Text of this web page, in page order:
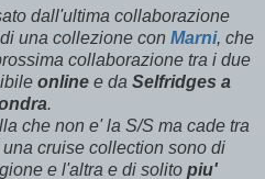
dall'ultima collaborazione
una collezione con Marni, che
collaborazione tra i due
onlinee da Selfridges a
.
che non e' la S/S ma cade tra
cruise collection sono di
e l'altra e di solito piu'